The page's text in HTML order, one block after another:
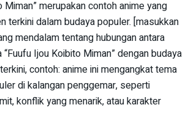
Miman” merupakan contoh anime yang
terkini dalam budaya populer. [masukkan
mendalam tentang hubungan antara
“Fuufu Ijou Koibito Miman” dengan budaya
contoh: anime ini mengangkat tema
di kalangan penggemar, seperti
konflik yang menarik, atau karakter